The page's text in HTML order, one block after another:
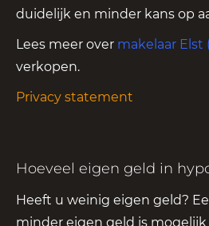
duidelijk en minder kans op
Lees meer over makelaar Elst
verkopen.
Privacy statement
Hoeveel eigen geld in
Heeft u weinig eigen geld?
minder eigen geld is mogelijk